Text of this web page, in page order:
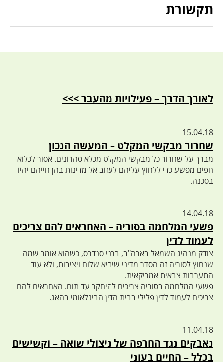
תקשורת
לאורך הדרך – פעילויות מהעבר >>>
15.04.18
שחרור מבקשי המקלט – המעשה הנכון
מברך על שחרור כל מבקשי המקלט מכלא סהרונים. אסור לכלוא
חפים מפשע כדי ללחוץ עליהם לעזוב אל מדינות בהן חייהם יהיו
בסכנה.
14.04.18
פשעי המלחמה בסוריה – האחראים להם צריכים
לעמוד לדין
צודק מנהיג השמאל בארה"ב, ברני סנדרס, כשהוא אומר שמה
שנחוץ לסוריה זה הסדר מדיני שיביא שלום ויציבות, ולא עוד
התערבות צבאית אמריקאית.
פשעי המלחמה בסוריה צריכים להיחקר עד תום. האחראים להם
צריכים לעמוד לדין פלילי בבית הדין הבינלאומי בהאג.
11.04.18
נאבקים נגד החרפה של ניצולי שואה – וקשישים
בכלל – החיים בעוני